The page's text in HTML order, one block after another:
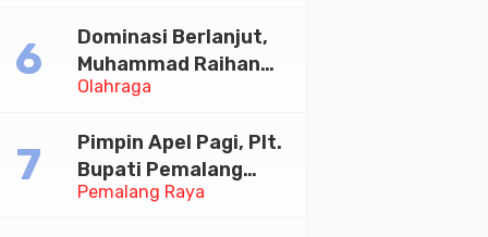
Tabungan Bima Bank
Jateng
Olahraga
Dominasi Berlanjut,
Muhammad Raihan
Fadila Sabet Emas
Taekwondo Indonesia
Open 2026
Pemalang Raya
Pimpin Apel Pagi, Plt.
Bupati Pemalang
Tekankan Disiplin dan